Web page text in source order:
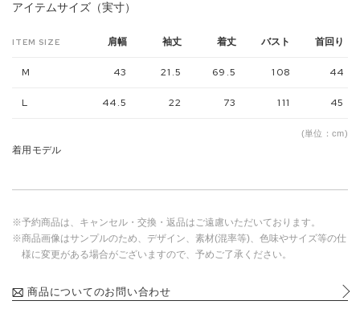
アイテムサイズ（実寸）
ITEM SIZE 肩幅 袖丈 着丈 バスト 首回り
M 43 21.5 69.5 108 44
L 44.5 22 73 111 45
(単位：cm)
着用モデル
※予約商品は、キャンセル・交換・返品はご遠慮いただいております。
※商品画像はサンプルのため、デザイン、素材(混率等)、色味やサイズ等の仕
様に変更がある場合がございますので、予めご了承ください。
商品についてのお問い合わせ